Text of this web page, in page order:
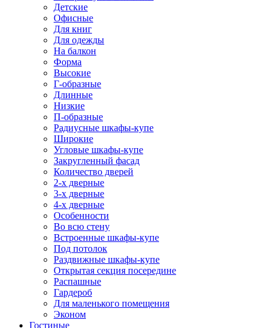
Детские
Офисные
Для книг
Для одежды
На балкон
Форма
Высокие
Г-образные
Длинные
Низкие
П-образные
Радиусные шкафы-купе
Широкие
Угловые шкафы-купе
Закругленный фасад
Количество дверей
2-х дверные
3-х дверные
4-х дверные
Особенности
Во всю стену
Встроенные шкафы-купе
Под потолок
Раздвижные шкафы-купе
Открытая секция посередине
Распашные
Гардероб
Для маленького помещения
Эконом
Гостиные